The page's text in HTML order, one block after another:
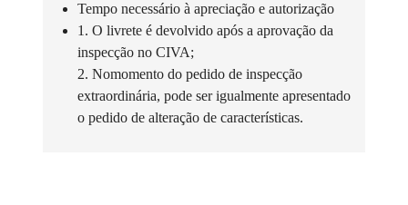
Tempo necessário à apreciação e autorização
1. O livrete é devolvido após a aprovação da
inspecção no CIVA;
2. Nomomento do pedido de inspecção
extraordinária, pode ser igualmente apresentado
o pedido de alteração de características.